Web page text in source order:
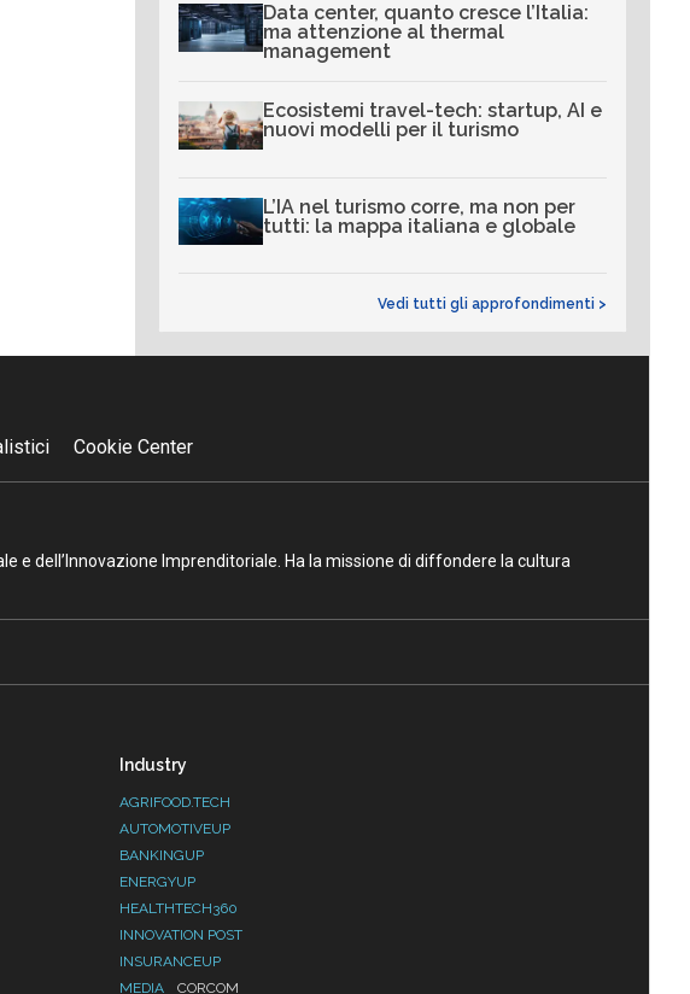
Data center, quanto cresce l’Italia:
ma attenzione al thermal
management
Ecosistemi travel-tech: startup, AI e
nuovi modelli per il turismo
L’IA nel turismo corre, ma non per
tutti: la mappa italiana e globale
Vedi tutti gli approfondimenti >
Cookie Center
e dell’Innovazione Imprenditoriale. Ha la missione di diffondere la cultura
Industry
AGRIFOOD.TECH
AUTOMOTIVEUP
BANKINGUP
ENERGYUP
HEALTHTECH360
INNOVATION POST
INSURANCEUP
MEDIA
CORCOM